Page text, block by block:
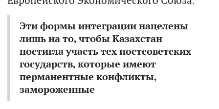
Эти формы интеграции нацелены
лишь на то, чтобы Казахстан
постигла участь тех постсоветских
государств, которые имеют
перманентные конфликты,
замороженные